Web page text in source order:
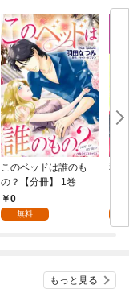
このベッドは誰のも
の？【分冊】 1巻
0
無料
私
もっと見る